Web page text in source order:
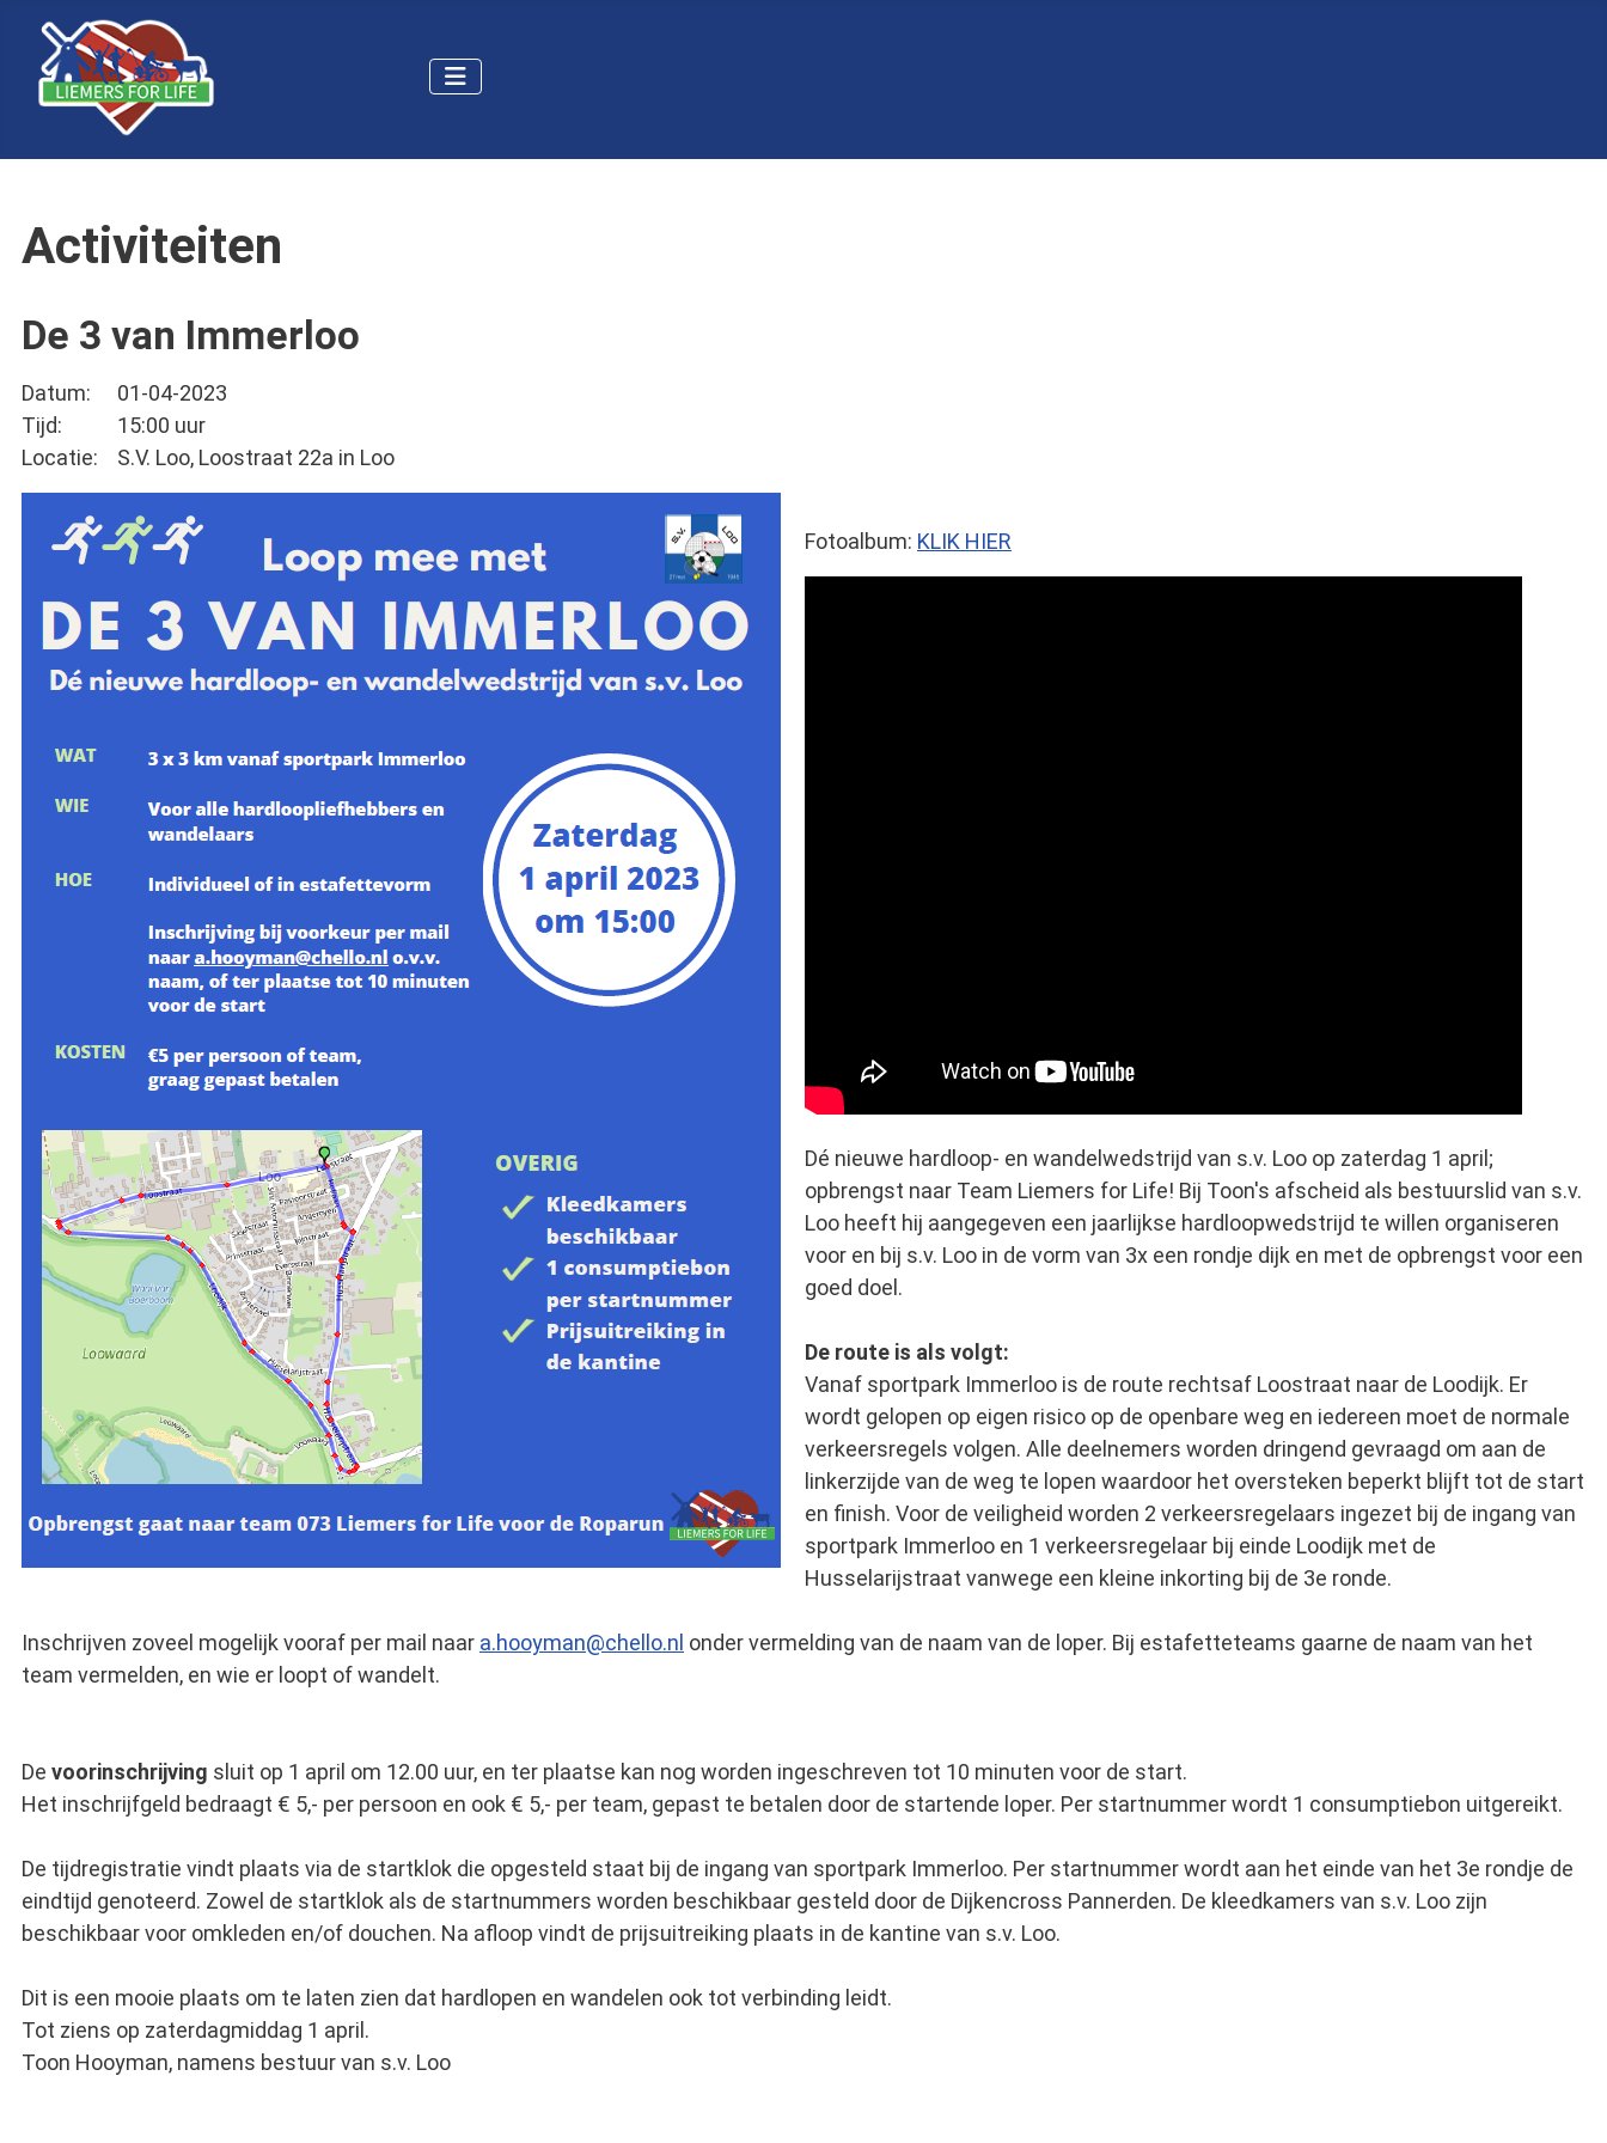
Activiteiten
De 3 van Immerloo
Datum:
01-04-2023
Tijd:
15:00 uur
Locatie:
S.V. Loo, Loostraat 22a in Loo
Fotoalbum: KLIK HIER
Dé nieuwe hardloop- en wandelwedstrijd van s.v. Loo op zaterdag 1 april;
opbrengst naar Team Liemers for Life! Bij Toon's afscheid als bestuurslid van s.v.
Loo heeft hij aangegeven een jaarlijkse hardloopwedstrijd te willen organiseren
voor en bij s.v. Loo in de vorm van 3x een rondje dijk en met de opbrengst voor een
goed doel.
De route is als volgt:
Vanaf sportpark Immerloo is de route rechtsaf Loostraat naar de Loodijk. Er
wordt gelopen op eigen risico op de openbare weg en iedereen moet de normale
verkeersregels volgen. Alle deelnemers worden dringend gevraagd om aan de
linkerzijde van de weg te lopen waardoor het oversteken beperkt blijft tot de start
en finish. Voor de veiligheid worden 2 verkeersregelaars ingezet bij de ingang van
sportpark Immerloo en 1 verkeersregelaar bij einde Loodijk met de
Husselarijstraat vanwege een kleine inkorting bij de 3e ronde.
Inschrijven zoveel mogelijk vooraf per mail naar a.hooyman@chello.nl onder vermelding van de naam van de loper. Bij estafetteteams gaarne de naam van het
team vermelden, en wie er loopt of wandelt.
De voorinschrijving sluit op 1 april om 12.00 uur, en ter plaatse kan nog worden ingeschreven tot 10 minuten voor de start.
Het inschrijfgeld bedraagt € 5,- per persoon en ook € 5,- per team, gepast te betalen door de startende loper. Per startnummer wordt 1 consumptiebon uitgereikt.
De tijdregistratie vindt plaats via de startklok die opgesteld staat bij de ingang van sportpark Immerloo. Per startnummer wordt aan het einde van het 3e rondje de
eindtijd genoteerd. Zowel de startklok als de startnummers worden beschikbaar gesteld door de Dijkencross Pannerden. De kleedkamers van s.v. Loo zijn
beschikbaar voor omkleden en/of douchen. Na afloop vindt de prijsuitreiking plaats in de kantine van s.v. Loo.
Dit is een mooie plaats om te laten zien dat hardlopen en wandelen ook tot verbinding leidt.
Tot ziens op zaterdagmiddag 1 april.
Toon Hooyman, namens bestuur van s.v. Loo